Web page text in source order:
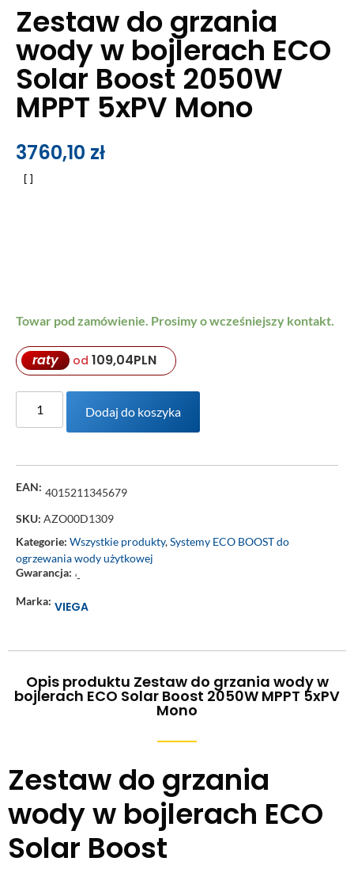
Zestaw do grzania
wody w bojlerach ECO
Solar Boost 2050W
MPPT 5xPV Mono
3760,10 zł
Towar pod zamówienie. Prosimy o wcześniejszy kontakt.
raty od 109,04PLN
Dodaj do koszyka
EAN: 4015211345679
SKU: AZO00D1309
Kategorie: Wszystkie produkty,Systemy ECO BOOST do
ogrzewania wody użytkowej
Gwarancja: ‘-
Marka: VIEGA
Opis produktu Zestaw do grzania wody w
bojlerach ECO Solar Boost 2050W MPPT 5xPV
Mono
Zestaw do grzania
wody w bojlerach ECO
Solar Boost